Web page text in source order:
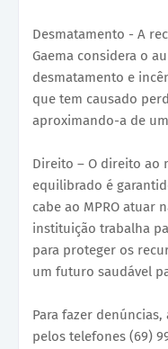
Desmatamento - A
Gaema considera o
desmatamento e
que tem causado
aproximando-a de
Direito – O direito ao
equilibrado é
cabe ao MPRO atuar
instituição trabalha
para proteger os
um futuro saudável
Para fazer
pelos telefones (69)